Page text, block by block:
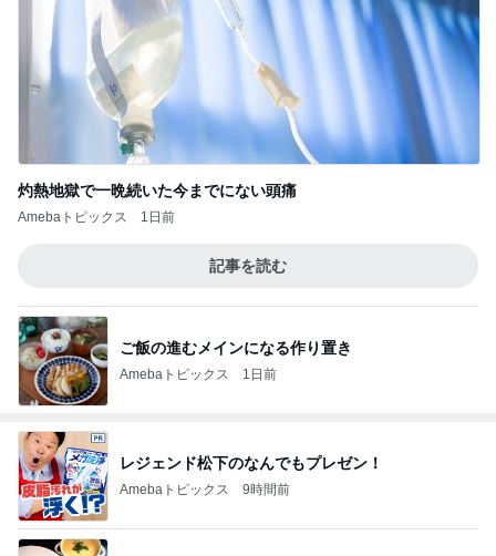
灼熱地獄で一晩続いた今までにない頭痛
Amebaトピックス 1日前
記事を読む
ご飯の進むメインになる作り置き
Amebaトピックス 1日前
レジェンド松下のなんでもプレゼン！
Amebaトピックス 9時間前